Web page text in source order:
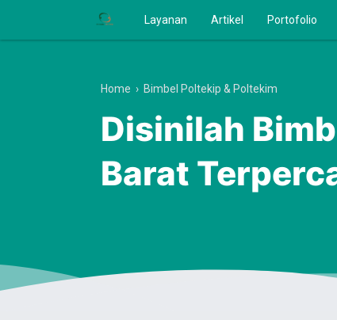
Layanan Artikel Portofolio
Home › Bimbel Poltekip & Poltekim
Disinilah
Barat